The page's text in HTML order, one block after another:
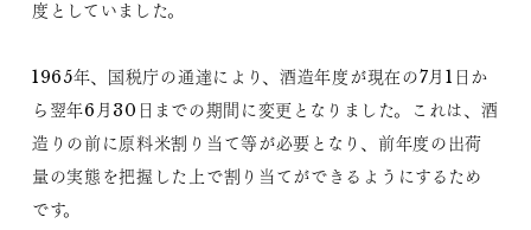
度としていました。
1965年、国税庁の通達により、酒造年度が現在の7月1日か
ら翌年6月30日までの期間に変更となりました。これは、酒
造りの前に原料米割り当て等が必要となり、前年度の出荷
量の実態を把握した上で割り当てができるようにするため
です。